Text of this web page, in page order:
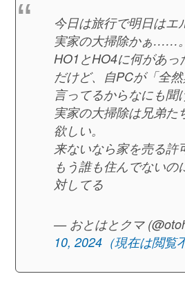
今日は旅行で明日はエ
実家の大掃除かぁ……。
HO1とHO4に何があっ
だけど、自PCが「全
言ってるからなにも聞
実家の大掃除は兄弟た
欲しい。
来ないなら家を売る許
もう誰も住んでないの
対してる
— おとはとクマ
10, 2024（現在は閲覧